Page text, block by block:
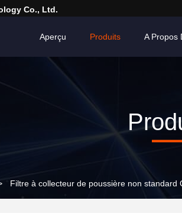
Co., Ltd.
Aperçu Produits A Propos
Filtre à collecteur de poussière non